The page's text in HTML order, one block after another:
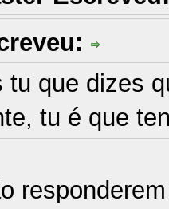
tu que dizes
tu é que